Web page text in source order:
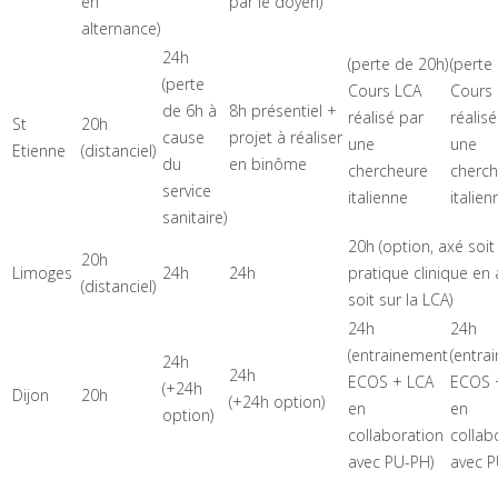
alternance)
St
Etienne
20h
(distanciel)
24h
(perte
de 6h à
cause
du
service
sanitaire)
8h présentiel +
projet à réaliser
en binôme
(perte de 20h)
Cours LCA
réalisé par
une
chercheure
italienne
(perte
Cours
une
Limoges
20h
(distanciel)
24h 24h
20h (option, axé
pratique clinique en
soit sur la LCA)
Dijon 20h
24h
(+24h
option)
24h
(+24h option)
24h
(entrainement
ECOS + LCA
en
collaboration
avec PU-PH)
24h
ECOS
en
avec